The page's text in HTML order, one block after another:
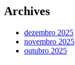
Archives
dezembro 2025
novembro 2025
outubro 2025